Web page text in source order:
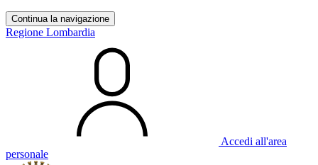
Continua la navigazione
Regione Lombardia
Accedi all'area
personale